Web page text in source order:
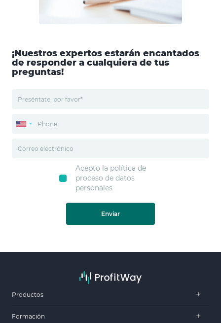
¡Nuestros expertos estarán encantados
de responder a cualquiera de tus
preguntas!
Acepto la política de
proceso de datos
personales
Enviar
Productos
Formación